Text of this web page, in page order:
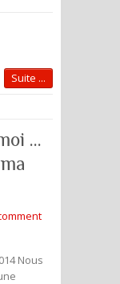
Suite ...
…
Nous